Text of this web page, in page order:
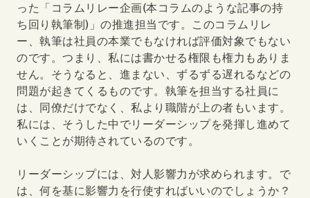
った「コラムリレー企画(本コラムのような記事の持
ち回り執筆制) 」の推進担当です。このコラムリレ
ー、執筆は社員の本業でもなければ評価対象でもない
のです。つまり、私には書かせる権限も権力もありま
せん。そうなると、進まない、ずるずる遅れるなどの
問題が起きてくるものです。執筆を担当する社員に
は、同僚だけでなく、私より職階が上の者もいます。
私には、そうした中でリーダーシップを発揮し進めて
いくことが期待されているのです。
リーダーシップには、対人影響力が求められます。で
は、何を基に影響力を行使すればいいのでしょうか？